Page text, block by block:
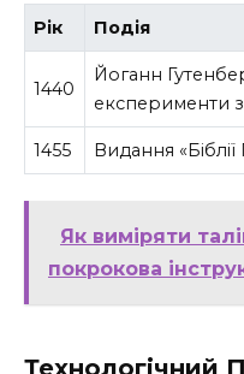
Рік Подія
1440
Йоганн
експерименти
1455 Видання «Біблії
Як виміряти
покрокова
Технологічний